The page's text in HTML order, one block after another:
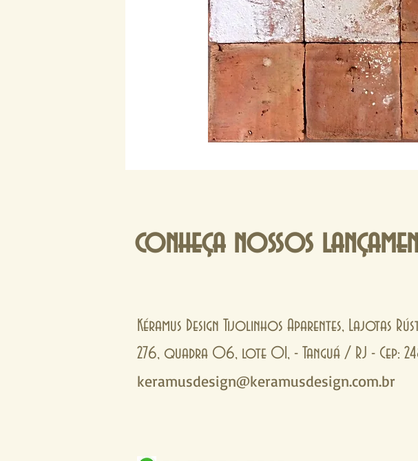
conheça nossos
Kéramus Design Tijolinhos Aparentes, Lajotas
276, quadra 06, lote 01, - Tanguá / RJ -
keramusdesign@keramusdesign.com.br